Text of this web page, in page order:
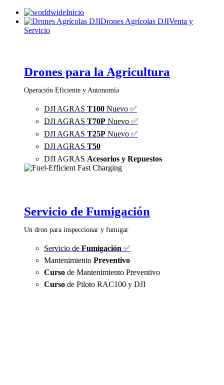
Inicio
Drones Agrícolas DJIVenta y
Servicio
Drones para la Agricultura
Operación Eficiente y Autonomía
DJI AGRAS T100 Nuevo ✅
DJI AGRAS T70P Nuevo ✅
DJI AGRAS T25P Nuevo ✅
DJI AGRAS T50
DJI AGRAS Acesorios y Repuestos
Servicio de Fumigación
Un dron para inspeccionar y fumigar
Servicio de Fumigación ✅
Mantenimiento Preventivo
Curso de Mantenimiento Preventivo
Curso de Piloto RAC100 y DJI